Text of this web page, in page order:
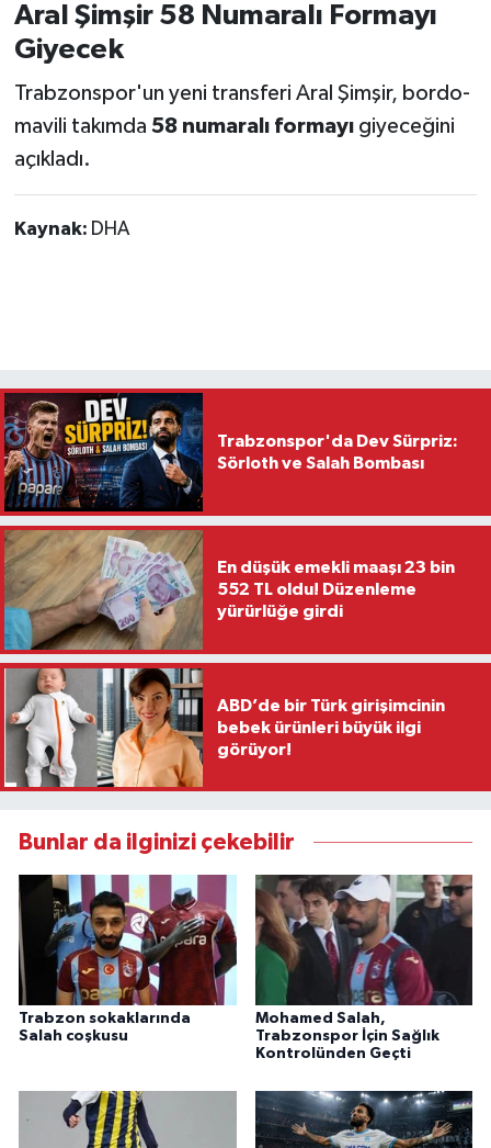
Aral Şimşir 58 Numaralı Formayı
Giyecek
Trabzonspor'un yeni transferi Aral Şimşir, bordo-
mavili takımda 58 numaralı formayıgiyeceğini
açıkladı.
Kaynak: DHA
Trabzonspor'da Dev Sürpriz:
Sörloth ve Salah Bombası
En düşük emekli maaşı 23 bin
552 TL oldu! Düzenleme
yürürlüğe girdi
ABD’de bir Türk girişimcinin
bebek ürünleri büyük ilgi
görüyor!
Bunlar da ilginizi çekebilir
Trabzon sokaklarında
Salah coşkusu
Mohamed Salah,
Trabzonspor İçin Sağlık
Kontrolünden Geçti